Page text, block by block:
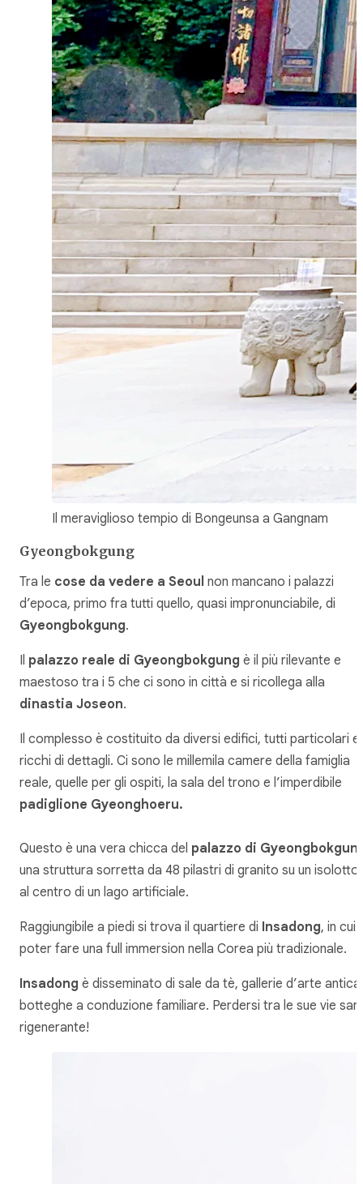
Il meraviglioso tempio di Bongeunsa a Gangnam
Gyeongbokgung
Tra le cose da vedere a Seoul non mancano i palazzi
d’epoca, primo fra tutti quello, quasi impronunciabile, di
Gyeongbokgung.
Il palazzo reale di Gyeongbokgung è il più rilevante e
maestoso tra i 5 che ci sono in città e si ricollega alla
dinastia Joseon.
Il complesso è costituito da diversi edifici, tutti particolari e
ricchi di dettagli. Ci sono le millemila camere della famiglia
reale, quelle per gli ospiti, la sala del trono e l’imperdibile
padiglione Gyeonghoeru.
Questo è una vera chicca del palazzo di
una struttura sorretta da 48 pilastri di granito su un isolotto
al centro di un lago artificiale.
Raggiungibile a piedi si trova il quartiere di Insadong, in cui
poter fare una full immersion nella Corea più tradizionale.
Insadong è disseminato di sale da tè, gallerie d’arte antica,
botteghe a conduzione familiare. Perdersi tra le sue vie
rigenerante!